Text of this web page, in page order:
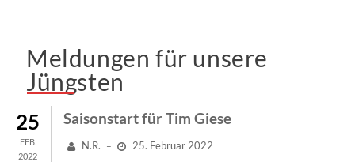
Meldungen für unsere
Jüngsten
25
FEB.
2022
Saisonstart für Tim Giese
N.R. – 25. Februar 2022